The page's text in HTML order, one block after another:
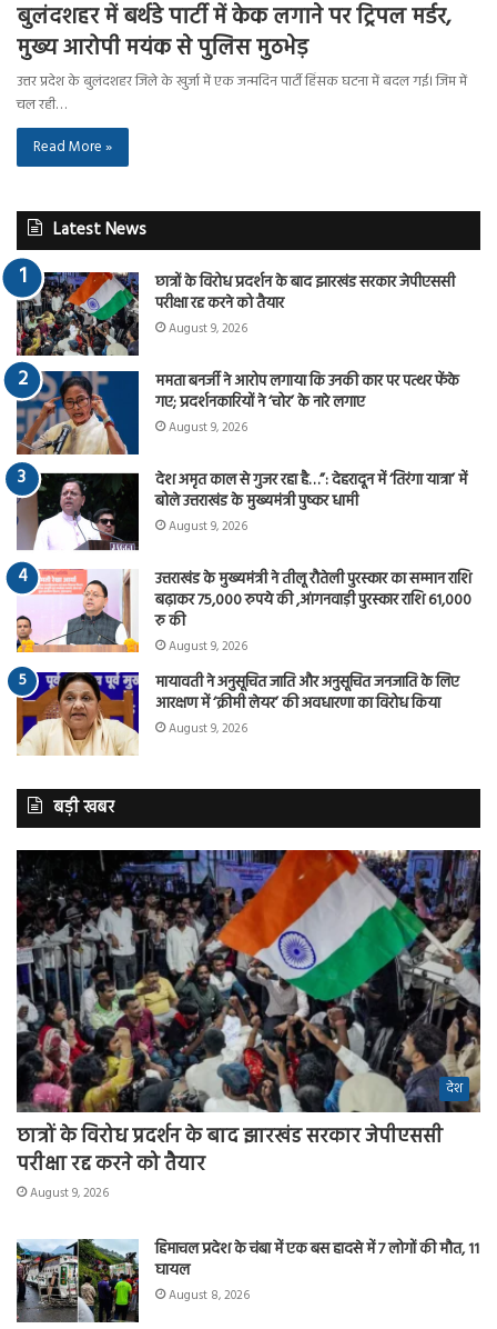
बुलंदशहर में बर्थडे पार्टी में केक लगाने पर ट्रिपल मर्डर,
मुख्य आरोपी मयंक से पुलिस मुठभेड़
उत्तर प्रदेश के बुलंदशहर जिले के खुर्जा में एक जन्मदिन पार्टी हिंसक घटना में बदल गई। जिम में
चल रही…
Read More »
Latest News
छात्रों के विरोध प्रदर्शन के बाद झारखंड सरकार जेपीएससी
परीक्षा रद्द करने को तैयार
August 9, 2026
ममता बनर्जी ने आरोप लगाया कि उनकी कार पर पत्थर फेंके
गए; प्रदर्शनकारियों ने ‘चोर’ के नारे लगाए
August 9, 2026
देश अमृत काल से गुजर रहा है…”: देहरादून में ‘तिरंगा यात्रा’ में
बोले उत्तराखंड के मुख्यमंत्री पुष्कर धामी
August 9, 2026
उत्तराखंड के मुख्यमंत्री ने तीलू रौतेली पुरस्कार का सम्मान राशि
बढ़ाकर 75,000 रुपये की ,आंगनवाड़ी पुरस्कार राशि 61,000
रु की
August 9, 2026
मायावती ने अनुसूचित जाति और अनुसूचित जनजाति के लिए
आरक्षण में ‘क्रीमी लेयर’ की अवधारणा का विरोध किया
August 9, 2026
बड़ी खबर
देश
छात्रों के विरोध प्रदर्शन के बाद झारखंड सरकार जेपीएससी
परीक्षा रद्द करने को तैयार
August 9, 2026
हिमाचल प्रदेश के चंबा में एक बस हादसे में 7 लोगों की मौत, 11
घायल
August 8, 2026